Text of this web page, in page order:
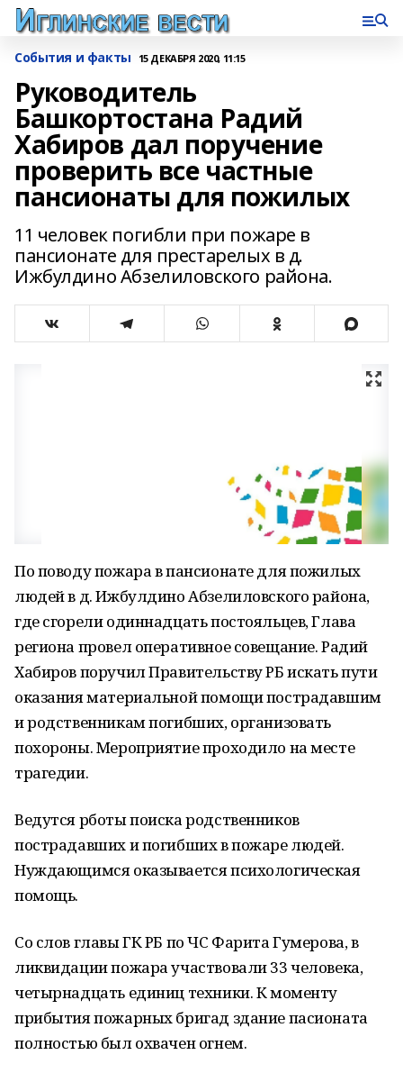
События и факты 15 ДЕКАБРЯ 2020, 11:15
Руководитель
Башкортостана Радий
Хабиров дал поручение
проверить все частные
пансионаты для пожилых
11 человек погибли при пожаре в
пансионате для престарелых в д.
Ижбулдино Абзелиловского района.
По поводу пожара в пансионате для пожилых
людей в д. Ижбулдино Абзелиловского района,
где сгорели одиннадцать постояльцев, Глава
региона провел оперативное совещание. Радий
Хабиров поручил Правительству РБ искать пути
оказания материальной помощи пострадавшим
и родственникам погибших, организовать
похороны. Мероприятие проходило на месте
трагедии.
Ведутся рботы поиска родственников
пострадавших и погибших в пожаре людей.
Нуждающимся оказывается психологическая
помощь.
Со слов главы ГК РБ по ЧС Фарита Гумерова, в
ликвидации пожара участвовали 33 человека,
четырнадцать единиц техники. К моменту
прибытия пожарных бригад здание пасионата
полностью был охвачен огнем.